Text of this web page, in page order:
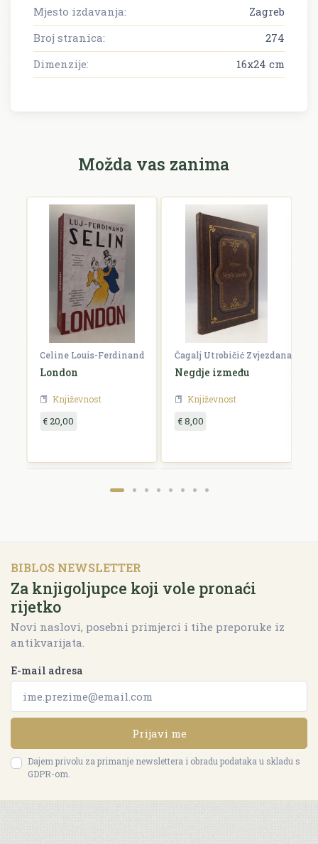
Mjesto izdavanja:
Zagreb
Broj stranica:
274
Dimenzije:
16x24 cm
Možda vas zanima
Celine Louis-Ferdinand
London
Književnost
€ 20,00
Čagalj Utrobičić Zvjezdana
Negdje između
Književnost
€ 8,00
BIBLOS NEWSLETTER
Za knjigoljupce koji vole pronaći
rijetko
Novi naslovi, posebni primjerci i tihe preporuke iz
antikvarijata.
E-mail adresa
Prijavi me
Dajem privolu za primanje newslettera i obradu podataka u skladu s
GDPR-om.